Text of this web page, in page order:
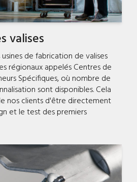
valises
de fabrication de valises
régionaux appelés Centres de
Spécifiques, où nombre de
sont disponibles. Cela
nos clients d'être directement
et le test des premiers